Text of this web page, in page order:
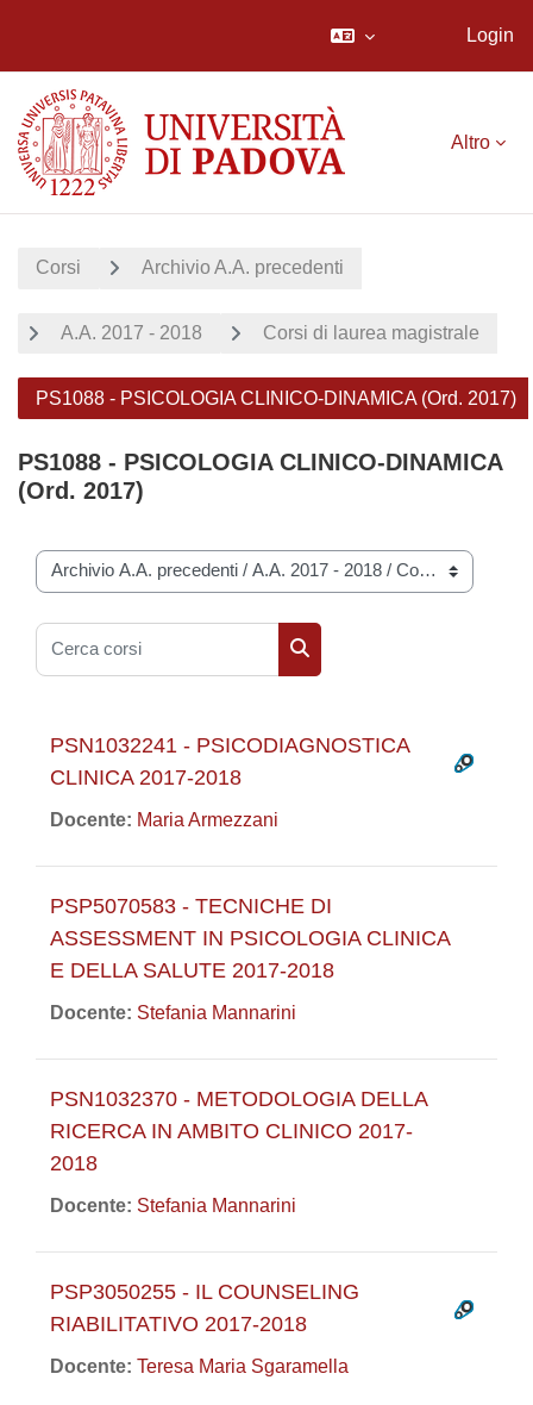
Login
Altro
Corsi Archivio A.A. precedenti
A.A. 2017 - 2018 Corsi di laurea magistrale
PS1088 - PSICOLOGIA CLINICO-DINAMICA (Ord. 2017)
PS1088 - PSICOLOGIA CLINICO-DINAMICA
(Ord. 2017)
Categorie di corso
Cerca corsi
Cerca corsi
PSN1032241 - PSICODIAGNOSTICA
CLINICA 2017-2018
Docente: Maria Armezzani
PSP5070583 - TECNICHE DI
ASSESSMENT IN PSICOLOGIA CLINICA
E DELLA SALUTE 2017-2018
Docente: Stefania Mannarini
PSN1032370 - METODOLOGIA DELLA
RICERCA IN AMBITO CLINICO 2017-
2018
Docente: Stefania Mannarini
PSP3050255 - IL COUNSELING
RIABILITATIVO 2017-2018
Docente: Teresa Maria Sgaramella